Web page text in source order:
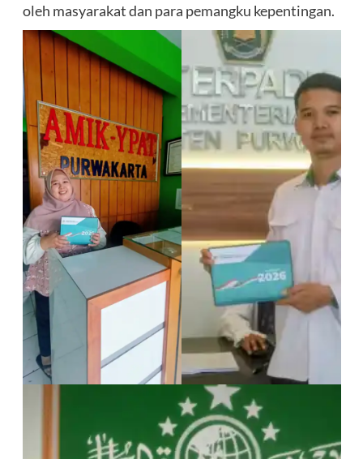
oleh masyarakat dan para pemangku kepentingan.